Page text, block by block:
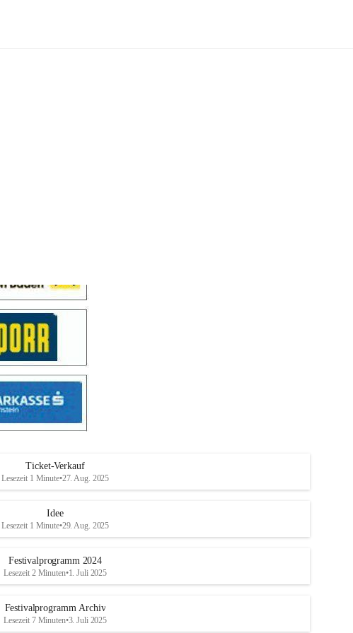
Ticket-Verkauf
Lesezeit 1 Minute•27. Aug. 2025
Idee
Lesezeit 1 Minute•29. Aug. 2025
Festivalprogramm 2024
Lesezeit 2 Minuten•1. Juli 2025
Festivalprogramm Archiv
Lesezeit 7 Minuten•3. Juli 2025